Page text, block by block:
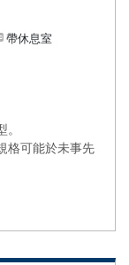
帶休息室
格可能於未事先